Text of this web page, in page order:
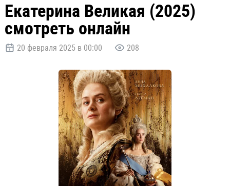
Екатерина Великая (2025)
смотреть онлайн
20 февраля 2025 в 00:00 208